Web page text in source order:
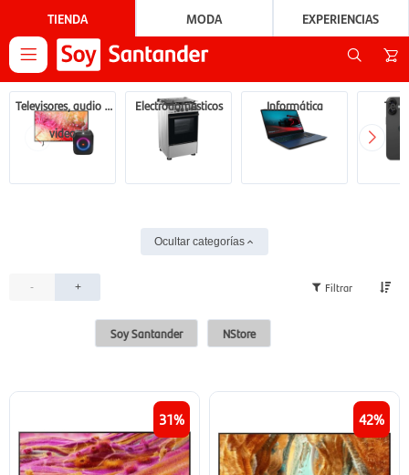
TIENDA MODA EXPERIENCIAS

Televisores, audio y
video
Electrodomésticos Informática
Ocultar categorías
- +
Soy Santander NStore
31 42